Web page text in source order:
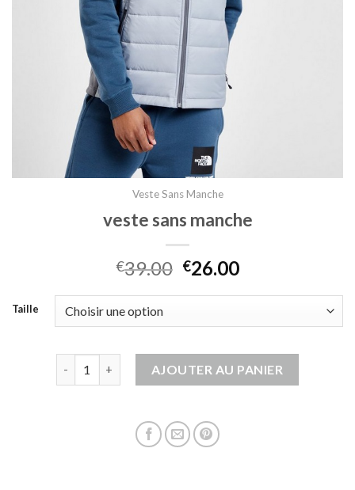
Veste Sans Manche
veste sans manche
€39.00 €26.00
Taille
AJOUTER AU PANIER